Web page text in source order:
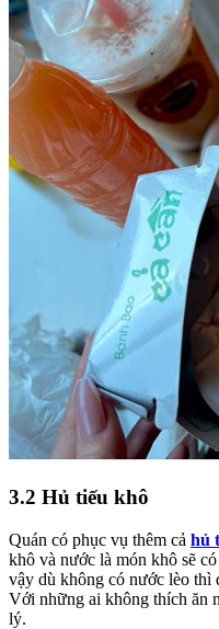
3.2 Hủ tiếu khô
Quán có phục vụ thêm cả hủ
khô và nước là món khô sẽ
vậy dù không có nước lèo thì
Với những ai không thích ăn
lý.